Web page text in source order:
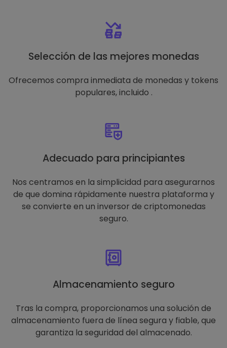
Selección de las mejores monedas
Ofrecemos compra inmediata de monedas y tokens
populares, incluido .
Adecuado para principiantes
Nos centramos en la simplicidad para asegurarnos
de que domina rápidamente nuestra plataforma y
se convierte en un inversor de criptomonedas
seguro.
Almacenamiento seguro
Tras la compra, proporcionamos una solución de
almacenamiento fuera de línea segura y fiable, que
garantiza la seguridad del almacenado.